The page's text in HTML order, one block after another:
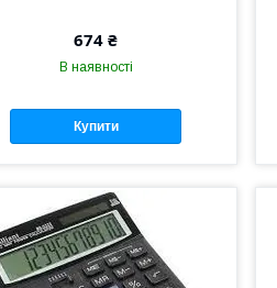
674 ₴
В наявності
Купити